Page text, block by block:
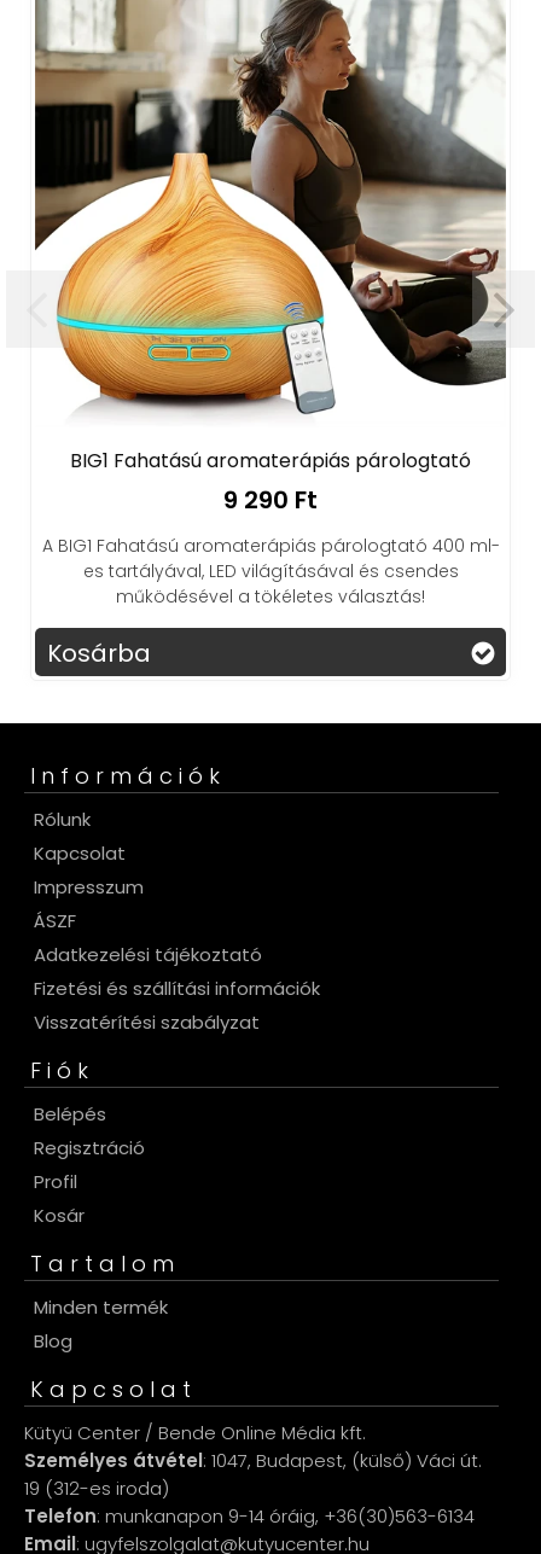
BIG1 Fahatású aromaterápiás párologtató
9 290 Ft
A BIG1 Fahatású aromaterápiás párologtató 400 ml-
es tartályával, LED világításával és csendes
működésével a tökéletes választás!
Kosárba
Információk
Rólunk
Kapcsolat
Impresszum
ÁSZF
Adatkezelési tájékoztató
Fizetési és szállítási információk
Visszatérítési szabályzat
Fiók
Belépés
Regisztráció
Profil
Kosár
Tartalom
Minden termék
Blog
Kapcsolat
Kütyü Center / Bende Online Média kft.
Személyes átvétel: 1047, Budapest, (külső) Váci út.
19 (312-es iroda)
Telefon: munkanapon 9-14 óráig, +36(30)563-6134
Email: ugyfelszolgalat@kutyucenter.hu